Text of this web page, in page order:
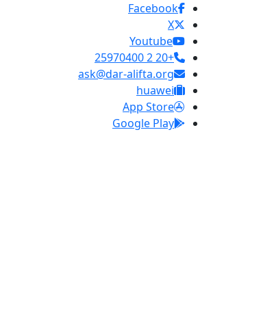
Facebook
X
Youtube
+20 2 25970400
ask@dar-alifta.org
huawei
App Store
Google Play